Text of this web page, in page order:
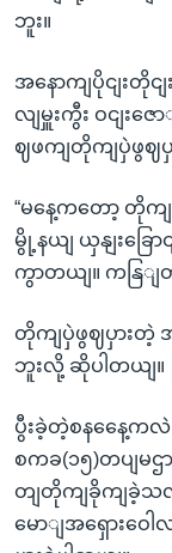
ဘူး။
အနောကျပိုငျးတိုင
လျမှူးကွီး ဝငျးဇ
ဈဖကျတိုကျပှဲဖွဈပှ
“မနေ့ကတော့ တိုက
မွို့နယျ ယှနျးခြေ
ကွာတယျ။ ကနြျ
တိုကျပှဲဖွဈပှားတဲ့
ဘူးလို့ ဆိုပါတယျ။
ပွီးခဲ့တဲ့စနနေေ့ကလဲ
စကခ(၁၅)တပျမဌ
တျတိုကျခိုကျခဲ့သ
မောျအရှေားဝေ